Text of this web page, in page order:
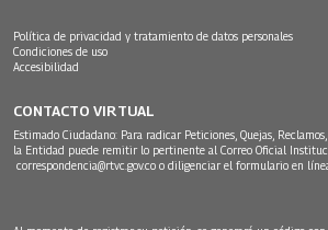
Política de privacidad y tratamiento de datos personales
Condiciones de uso
Accesibilidad
CONTACTO VIRTUAL
Estimado Ciudadano: Para radicar Peticiones, Quejas,
la Entidad puede remitir lo pertinente al Correo Oficial
correspondencia@rtvc.gov.co o diligenciar el formulario en